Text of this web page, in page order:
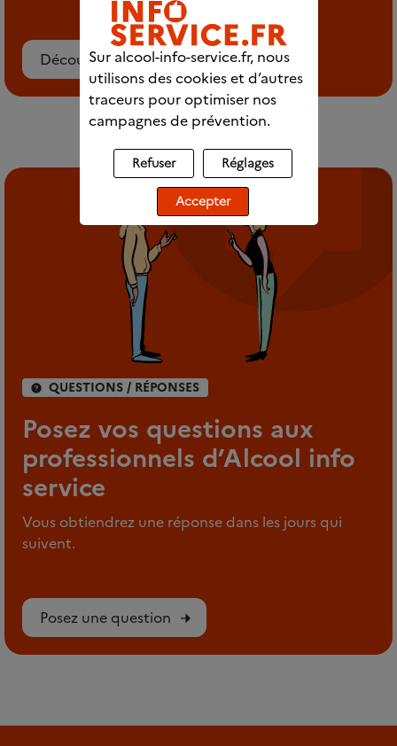
Découvrez le chat
QUESTIONS / RÉPONSES
Posez vos questions aux
professionnels d’Alcool info
service
Vous obtiendrez une réponse dans les jours qui
suivent.
Posez une question
Sur alcool-info-service.fr, nous
utilisons des cookies et d’autres
traceurs pour optimiser nos
campagnes de prévention.
Refuser Réglages
Accepter